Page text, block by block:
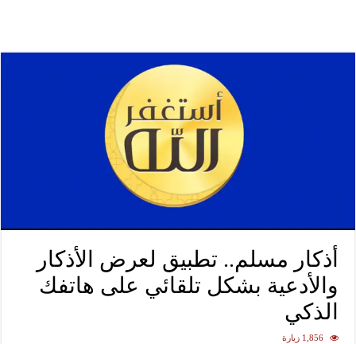
أذكار مسلم.. تطبيق لعرض الأذكار
والأدعية بشكل تلقائي على هاتفك
الذكي
1,856 زيارة